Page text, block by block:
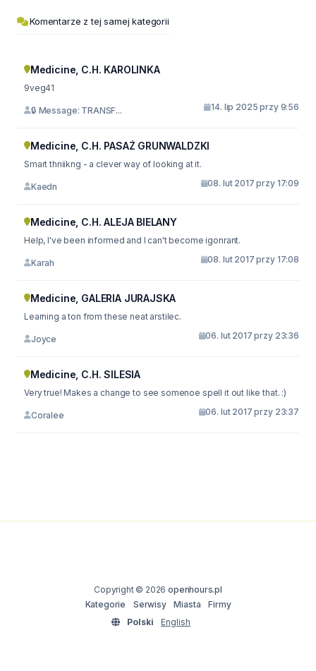
Komentarze z tej samej kategorii
Medicine, C.H. KAROLINKA
9veg41
🔒 Message: TRANSF... 14. lip 2025 przy 9:56
Medicine, C.H. PASAŻ GRUNWALDZKI
Smart thniikng - a clever way of looking at it.
Kaedn 08. lut 2017 przy 17:09
Medicine, C.H. ALEJA BIELANY
Help, I've been informed and I can't become igonrant.
Karah 08. lut 2017 przy 17:08
Medicine, GALERIA JURAJSKA
Learning a ton from these neat arstilec.
Joyce 06. lut 2017 przy 23:36
Medicine, C.H. SILESIA
Very true! Makes a change to see somenoe spell it out like that. :)
Coralee 06. lut 2017 przy 23:37
Copyright © 2026openhours.pl
Kategorie
Serwisy Miasta
Firmy
Polski
English